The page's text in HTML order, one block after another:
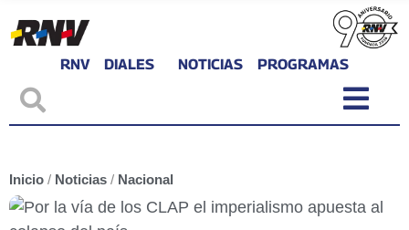
RNV DIALES NOTICIAS PROGRAMAS
Inicio / Noticias / Nacional